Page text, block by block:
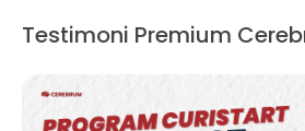
Testimoni Premium